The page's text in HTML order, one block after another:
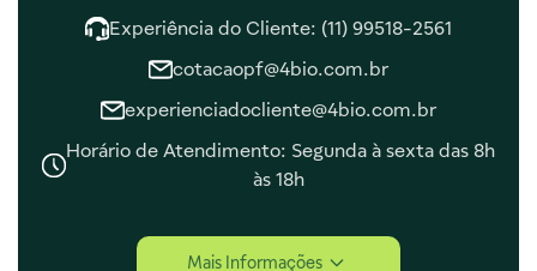
Experiência do Cliente: (11) 99518-2561
cotacaopf@4bio.com.br
experienciadocliente@4bio.com.br
Horário de Atendimento: Segunda à sexta das 8h
às 18h
Central de Ajuda
Mais Informações